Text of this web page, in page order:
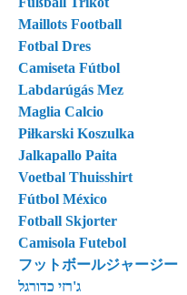
Maillots Football
Fotbal Dres
Camiseta Fútbol
Labdarúgás Mez
Maglia Calcio
Piłkarski Koszulka
Jalkapallo Paita
Voetbal Thuisshirt
Fútbol México
Fotball Skjorter
Camisola Futebol
フットボールジャージー
ג'רזי כדורגל